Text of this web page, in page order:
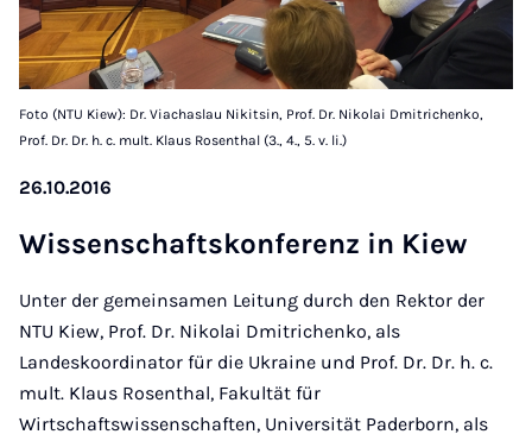
Foto (NTU Kiew): Dr. Viachaslau Nikitsin, Prof. Dr. Nikolai Dmitrichenko,
Prof. Dr. Dr. h. c. mult. Klaus Rosenthal (3., 4., 5. v. li.)
26.10.2016
Wis­senschaft­skon­fer­enz in Kiew
Unter der gemeinsamen Leitung durch den Rektor der
NTU Kiew, Prof. Dr. Nikolai Dmitrichenko, als
Landeskoordinator für die Ukraine und Prof. Dr. Dr. h. c.
mult. Klaus Rosenthal, Fakultät für
Wirtschaftswissenschaften, Universität Paderborn, als